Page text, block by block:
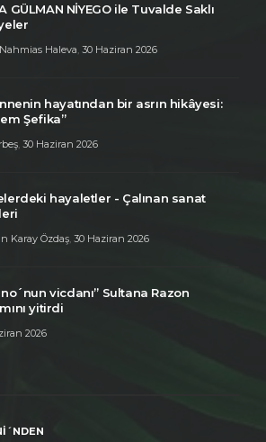
GÜLMAN NİYEGO ile Tuvalde Saklı
Haleva 30 Haziran 2026
hayatından bir asrın hikâyesi:
Şefika”
30 Haziran 2026
hayaletler - Çalınan sanat
Karay Özdaş 30 Haziran 2026
vicdanı” Sultana Razon
yitirdi
2026